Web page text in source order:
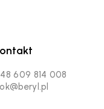
609 814 008